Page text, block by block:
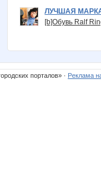
ЛУЧШАЯ
[b]Обувь Ralf
порталов» · Реклама